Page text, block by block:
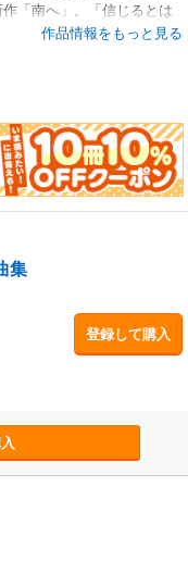
「南へ」。「信じるとは
作品情報をもっと見る
集
登録して購入